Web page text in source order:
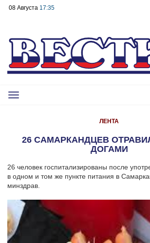
08 Августа 17:35
Toggle
ЛЕНТА
26 САМАРКАНДЦЕВ
ДОГАМИ
26 человек госпитализированы после
в одном и том же пункте питания в
минздрав.